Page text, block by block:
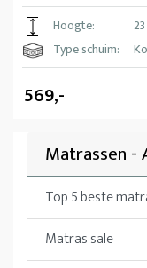
Hoogte:
Type schuim:
569,-
Matrassen -
Top 5 beste
Matras sale